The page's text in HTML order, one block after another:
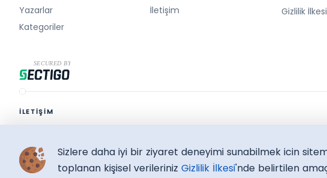
Yazarlar
Kategoriler
İletişim
Gizlilik İlkesi
İLETİŞİM
SüreliKitap.com Copyright © 2026 - Bütün Hakları Saklıdır.
Sizlere daha iyi bir ziyaret deneyimi sunabilmek icin
toplanan kişisel verileriniz Gizlilik İlkesi'nde belirtilen